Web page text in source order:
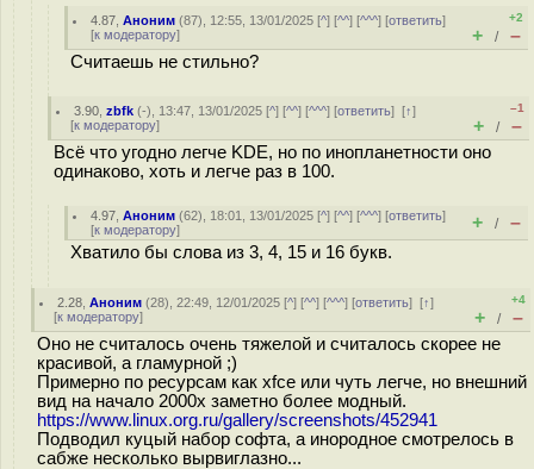
4.87 ,Аноним (87), 12:55, 13/01/2025 [^] [^^] [^^^] [ответить]
[к модератору]
+2
+ / –
Считаешь не стильно?
3.90 ,zbfk (-), 13:47, 13/01/2025 [^] [^^] [^^^] [ответить][↑]
[к модератору]
–1
+ / –
Всё что угодно легче KDE, но по инопланетности оно
одинаково, хоть и легче раз в 100.
4.97 ,Аноним (62), 18:01, 13/01/2025 [^] [^^] [^^^] [ответить]
[к модератору] + / –
Хватило бы слова из 3, 4, 15 и 16 букв.
2.28 ,Аноним (28), 22:49, 12/01/2025 [^] [^^] [^^^] [ответить][↑]
[к модератору]
+4
+ / –
Оно не считалось очень тяжелой и считалось скорее не
красивой, а гламурной ;)
Примерно по ресурсам как xfce или чуть легче, но внешний
вид на начало 2000х заметно более модный.
https://www.linux.org.ru/gallery/screenshots/452941
Подводил куцый набор софта, а инородное смотрелось в
сабже несколько вырвиглазно...